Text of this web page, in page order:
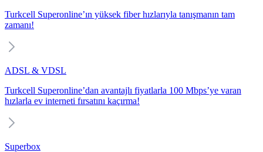
Turkcell Superonline’ın yüksek fiber hızlarıyla tanışmanın tam
zamanı!
ADSL & VDSL
Turkcell Superonline’dan avantajlı fiyatlarla 100 Mbps’ye varan
hızlarla ev interneti fırsatını kaçırma!
Superbox